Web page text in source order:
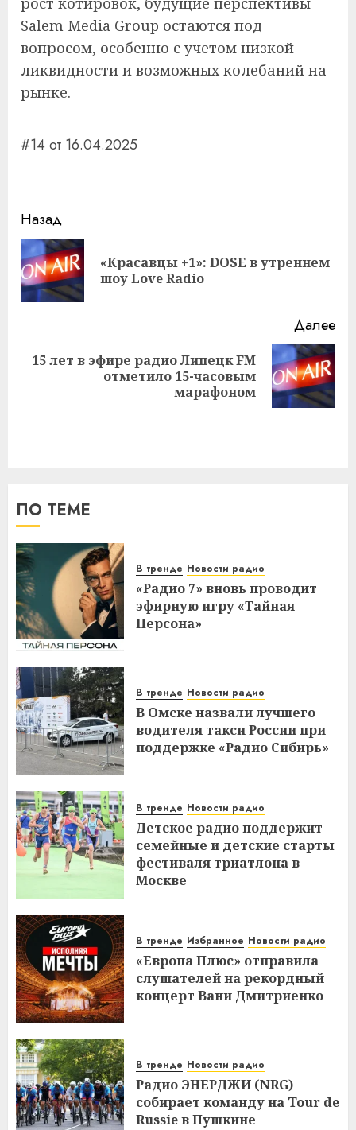
Salem Media Group остаются под
вопросом, особенно с учетом низкой
ликвидности и возможных колебаний на
рынке.
#14 от 16.04.2025
Навигация
записи
Назад
«Красавцы +1»: DOSE в утреннем
шоу Love Radio
Далее
Следующая
15 лет в эфире радио Липецк FM
отметило 15-часовым
марафоном
ПО ТЕМЕ
В тренде Новости радио
«Радио 7» вновь проводит
эфирную игру «Тайная
Персона»
В тренде Новости радио
В Омске назвали лучшего
водителя такси России при
поддержке «Радио Сибирь»
В тренде Новости радио
Детское радио поддержит
семейные и детские старты
фестиваля триатлона в
Москве
В тренде Избранное Новости радио
«Европа Плюс» отправила
слушателей на рекордный
концерт Вани Дмитриенко
В тренде Новости радио
Радио ЭНЕРДЖИ (NRG)
собирает команду на Tour de
Russie в Пушкине